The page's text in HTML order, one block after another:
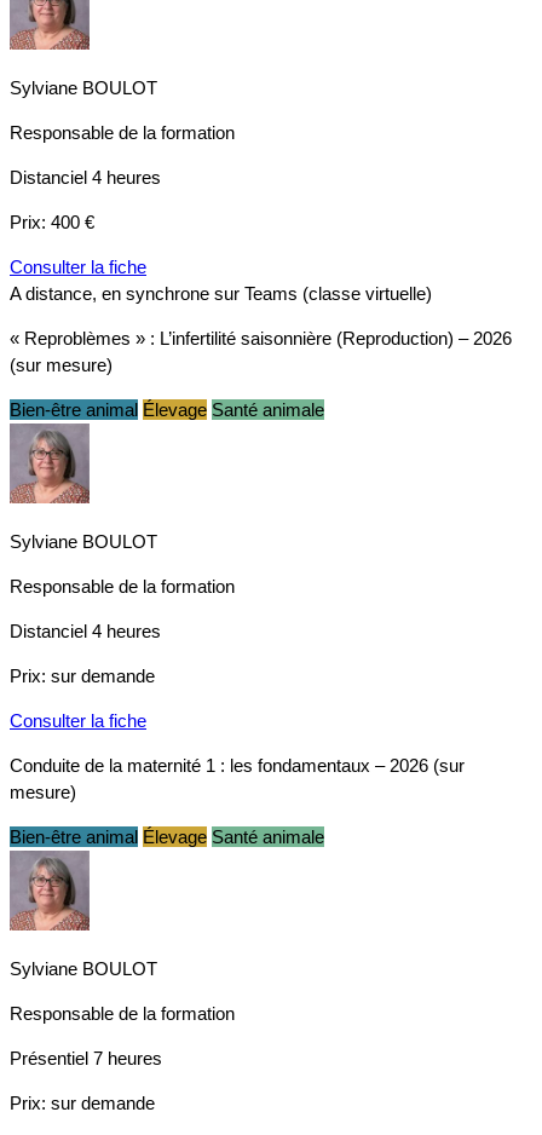
Sylviane BOULOT
Responsable de la formation
Distanciel 4 heures
Prix: 400 €
Consulter la fiche
A distance, en synchrone sur Teams (classe virtuelle)
« Reproblèmes » : L’infertilité saisonnière (Reproduction) – 2026
(sur mesure)
Bien-être animal Élevage Santé animale
Sylviane BOULOT
Responsable de la formation
Distanciel 4 heures
Prix: sur demande
Consulter la fiche
Conduite de la maternité 1 : les fondamentaux – 2026 (sur
mesure)
Bien-être animal Élevage Santé animale
Sylviane BOULOT
Responsable de la formation
Présentiel 7 heures
Prix: sur demande